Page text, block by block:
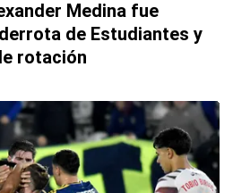
Medina fue
de Estudiantes y
rotación